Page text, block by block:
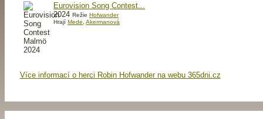
Eurovision Song Contest...
2024RežieHofwander
HrajíMede ,Akermanová
Více informací o herci Robin Hofwander na webu 365dni.cz